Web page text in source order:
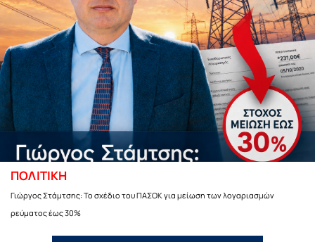
ΠΟΛΙΤΙΚΗ
Γιώργος Στάμτσης: Το σχέδιο του ΠΑΣΟΚ για μείωση των λογαριασμών
ρεύματος έως 30%